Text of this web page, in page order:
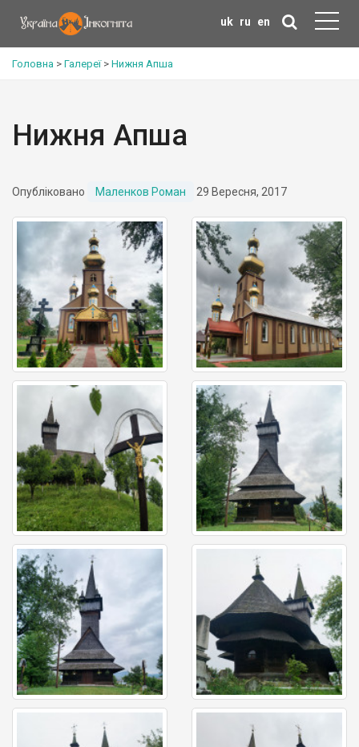
uk ru en
Головна > Галереї> Нижня Апша
Нижня Апша
Опубліковано Маленков Роман 29 Вересня, 2017